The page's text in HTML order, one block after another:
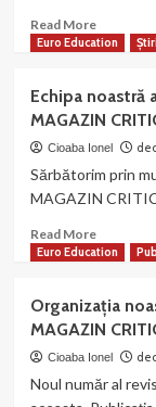
la
vârsta
55
și
57
de
ani!
Read MoreRead
more
a
luat
o
pauză
de
minute!
american
de
au
Euro Education
Echipa noastră
MAGAZIN
Cioaba Ionel
Sărbătorim prin
MAGAZIN
Read MoreRead
more
noastră
a
publicat
numărul
Euro Education
Organizația
MAGAZIN
Cioaba Ionel
Noul număr al